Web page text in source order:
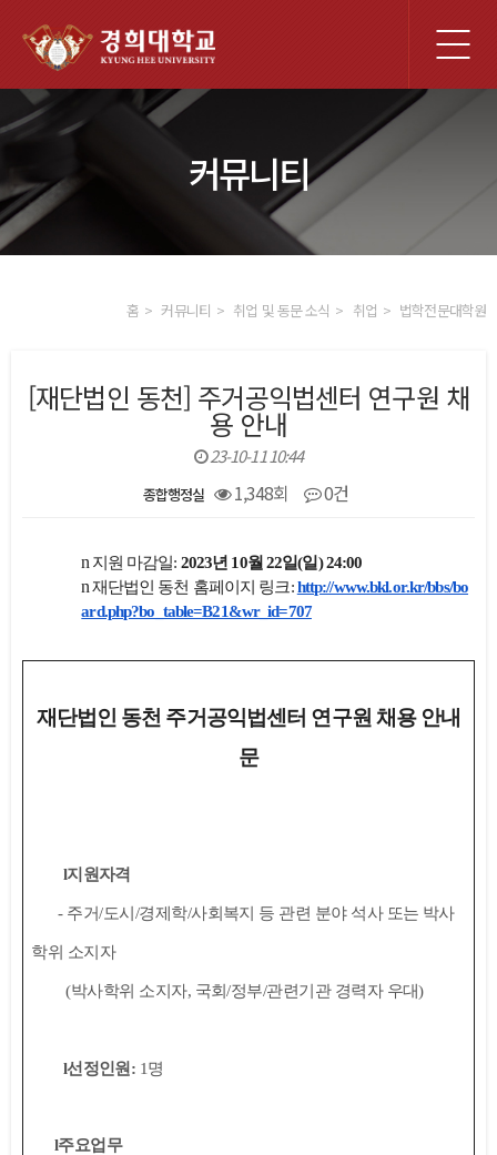
체
메
커뮤니티
홈 커뮤니티 취업 및 동문 소식 취업 법학전문대학원
[재단법인 동천] 주거공익법센터 연구원 채
용 안내
23-10-11 10:44
종합행정실 1,348회 0건
n 지원 마감일: 2023년 10월 22일(일) 24:00
n재단법인 동천 홈페이지 링크:http://www.bkl.or.kr/bbs/bo
ard.php?bo_table=B21&wr_id=707
재단법인 동천 주거공익법센터 연구원 채용 안내
문
l지원자격
- 주거/도시 /경제학/사회복지 등 관련 분야 석사 또는 박사
학위 소지자
(박사학위 소지자, 국회/정부/관련기관 경력자 우대)
l선정인원 : 1명
l주요업무